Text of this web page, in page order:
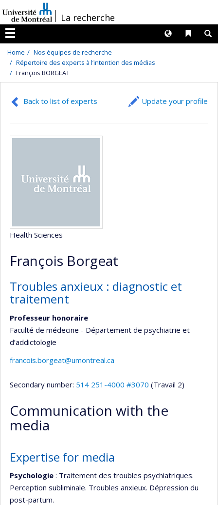
au
contenu
/La recherche
Menu
Liens
Langues
Home
Nos équipes de recherche
Répertoire des experts à l’intention des médias
François BORGEAT
Back to list of experts Update your profile
Health Sciences
François Borgeat
Troubles anxieux : diagnostic et
traitement
Professeur honoraire
Faculté de médecine - Département de psychiatrie et
d’addictologie
francois.borgeat@umontreal.ca
Secondary number: 514 251-4000 #3070 (Travail 2)
Communication with the
media
Expertise for media
Psychologie : Traitement des troubles psychiatriques.
Perception subliminale. Troubles anxieux. Dépression du
post-partum.